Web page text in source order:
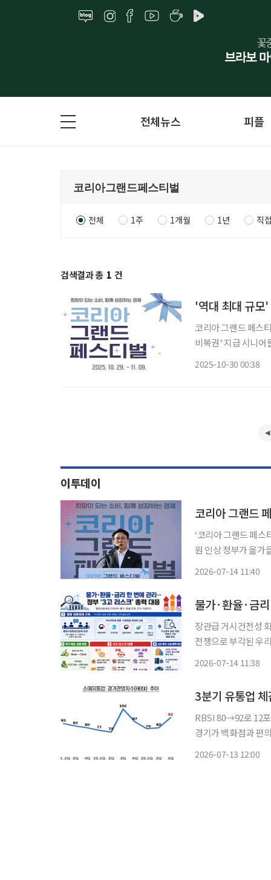
전체뉴스 피플
전체 1주 1개월 1년 직
검색결과 총 1 건
'역대 최대 규모
코리아 그랜드 페스
비복권’ 지급 시니어들의 장바구니 부담을 덜어줄 ‘한국판 블랙프라이데이’가 열렸다. 30일
2025-10-30 00:38
이투데이
‘코리아 그랜드 페스
원 인상 정부가 올가을 전 국민 소비 축제인 ‘코리아 그랜드 페스티벌’의 개최 기간과 규모를
2026-07-14 11:40
장관급 거시건전성 회
전쟁으로 부각된 우
2026-07-14 11:38
3분기 유통업
RBSI 80→92로 12포인트
경기가 백화점과 편
2026-07-13 12:00